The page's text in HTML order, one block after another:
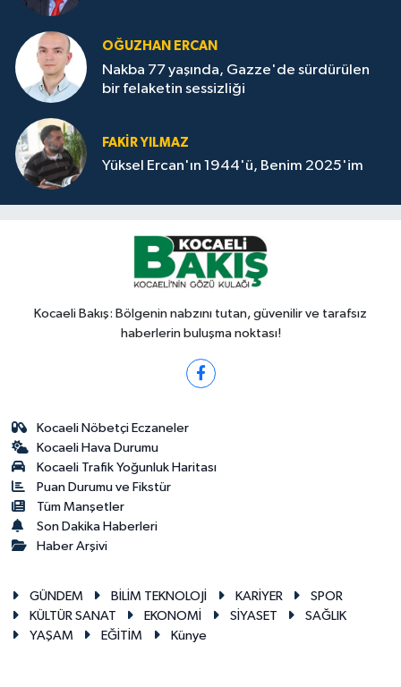
OĞUZHAN ERCAN
Nakba 77 yaşında, Gazze'de sürdürülen
bir felaketin sessizliği
FAKİR YILMAZ
Yüksel Ercan'ın 1944'ü, Benim 2025'im
Kocaeli Bakış: Bölgenin nabzını tutan, güvenilir ve tarafsız
haberlerin buluşma noktası!
Kocaeli Nöbetçi Eczaneler
Kocaeli Hava Durumu
Kocaeli Trafik Yoğunluk Haritası
Puan Durumu ve Fikstür
Tüm Manşetler
Son Dakika Haberleri
Haber Arşivi
GÜNDEM BİLİM TEKNOLOJİ KARİYER
SPOR
KÜLTÜR SANAT
EKONOMİ SİYASET
SAĞLIK
YAŞAM
EĞİTİM Künye